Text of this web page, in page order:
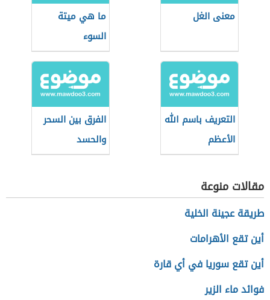
معنى الغل
ما هي ميتة
السوء
التعريف باسم الله
الأعظم
الفرق بين السحر
والحسد
مقالات منوعة
طريقة عجينة الخلية
أين تقع الأهرامات
أين تقع سوريا في أي قارة
فوائد ماء الزير